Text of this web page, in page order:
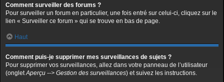
Comment surveiller des forums ?
Pour surveiller un forum en particulier, une fois entré sur celui-ci, cliquez sur le
lien « Surveiller ce forum » qui se trouve en bas de page.
Haut
Comment puis-je supprimer mes surveillances de sujets ?
Pour supprimer vos surveillances, allez dans votre panneau de l’utilisateur
(ongletAperçu --> Gestion des surveillances) et suivez les instructions.